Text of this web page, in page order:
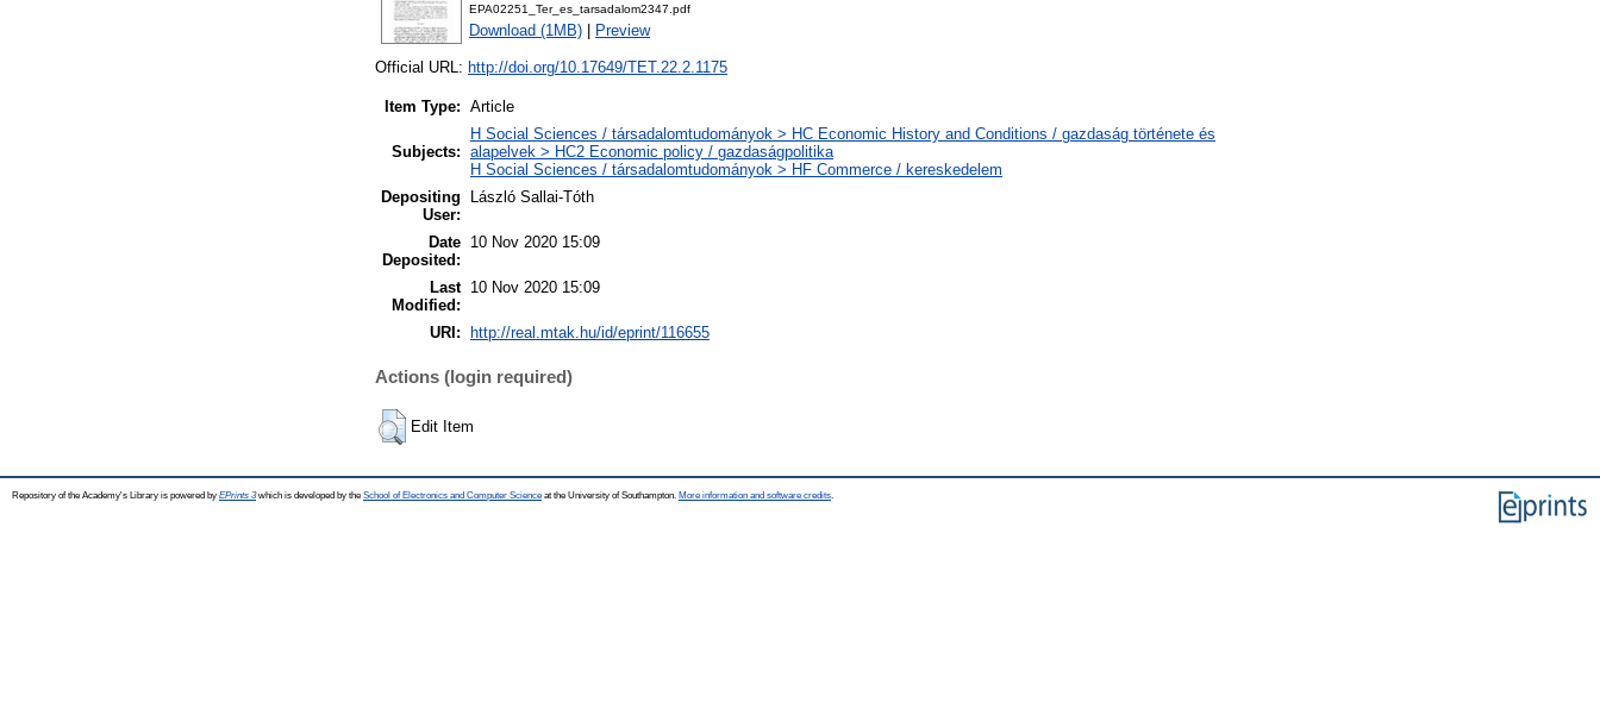
EPA02251_Ter_es_tarsadalom2347.pdf
Download (1MB) Preview
Official URL: http://doi.org/10.17649/TET.22.2.1175
Item Type: Article
Subjects:
H Social Sciences / társadalomtudományok > HC Economic History and Conditions / gazdaság története és
alapelvek > HC2 Economic policy / gazdaságpolitika
H Social Sciences / társadalomtudományok > HF Commerce / kereskedelem
Depositing
User:
László Sallai-Tóth
Date
Deposited:
10 Nov 2020 15:09
Last
Modified:
10 Nov 2020 15:09
URI: http://real.mtak.hu/id/eprint/116655
Actions (login required)
Edit Item
Repository of the Academy's Library is powered by EPrints 3which is developed by the School of Electronics and Computer Science at the University of Southampton. More information and software credits